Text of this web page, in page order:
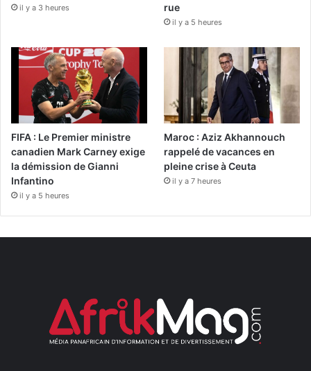
il y a 3 heures
rue
il y a 5 heures
FIFA : Le Premier ministre
canadien Mark Carney exige
la démission de Gianni
Infantino
il y a 5 heures
Maroc : Aziz Akhannouch
rappelé de vacances en
pleine crise à Ceuta
il y a 7 heures